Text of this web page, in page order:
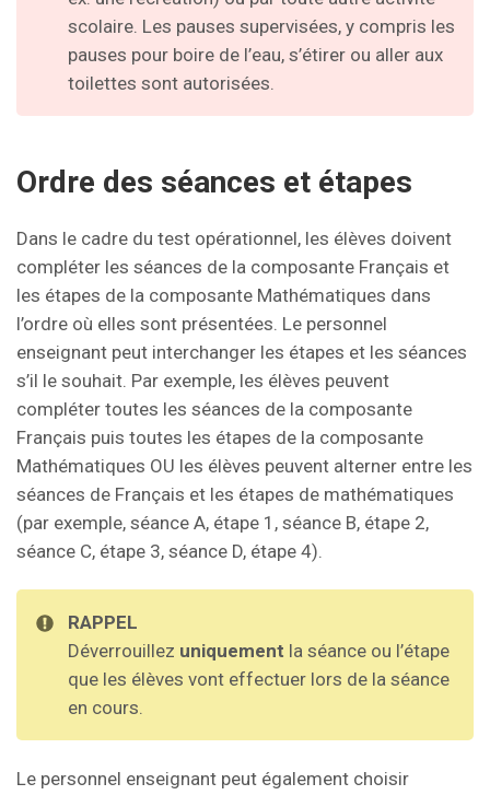
scolaire. Les pauses supervisées, y compris les
pauses pour boire de l’eau, s’étirer ou aller aux
toilettes sont autorisées.
Ordre des séances et étapes
Dans le cadre du test opérationnel, les élèves doivent
compléter les séances de la composante Français et
les étapes de la composante Mathématiques dans
l’ordre où elles sont présentées. Le personnel
enseignant peut interchanger les étapes et les séances
s’il le souhait. Par exemple, les élèves peuvent
compléter toutes les séances de la composante
Français puis toutes les étapes de la composante
Mathématiques OU les élèves peuvent alterner entre les
séances de Français et les étapes de mathématiques
(par exemple, séance A, étape 1, séance B, étape 2,
séance C, étape 3, séance D, étape 4).
RAPPEL
Déverrouillez uniquement la séance ou l’étape
que les élèves vont effectuer lors de la séance
en cours.
Le personnel enseignant peut également choisir